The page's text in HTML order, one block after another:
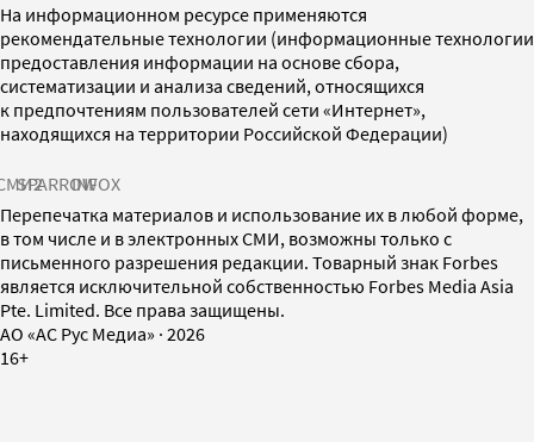
На информационном ресурсе применяются
рекомендательные технологии (информационные технологии
предоставления информации на основе сбора,
систематизации и анализа сведений, относящихся
к предпочтениям пользователей сети «Интернет»,
находящихся на территории Российской Федерации)
SPARROWINFOX
Перепечатка материалов и использование их в любой форме,
в том числе и в электронных СМИ, возможны только с
письменного разрешения редакции. Товарный знак Forbes
является исключительной собственностью Forbes Media Asia
Pte. Limited. Все права защищены.
AO «АС Рус Медиа» · 2026
16+